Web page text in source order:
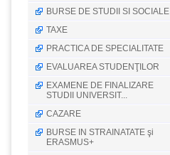
BURSE DE STUDII SI SOCIALE
TAXE
PRACTICA DE SPECIALITATE
EVALUAREA STUDENŢILOR
EXAMENE DE FINALIZARE
STUDII UNIVERSIT...
CAZARE
BURSE IN STRAINATATE şi
ERASMUS+